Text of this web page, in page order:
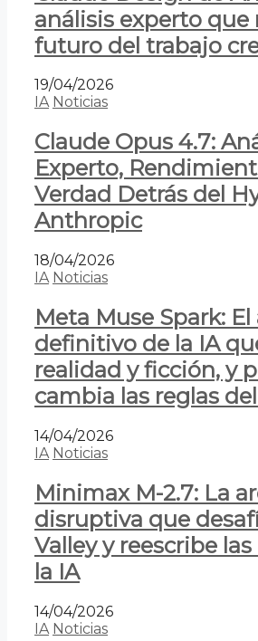
análisis experto que
futuro del trabajo
19/04/2026
IA Noticias
Claude Opus 4.7:
Experto,
Verdad Detrás del
Anthropic
18/04/2026
IA Noticias
Meta Muse Spark:
definitivo de la IA
realidad y ficción, y
cambia las reglas
14/04/2026
IA Noticias
Minimax M-2.7: La
disruptiva que
Valley y reescribe
la IA
14/04/2026
IA Noticias